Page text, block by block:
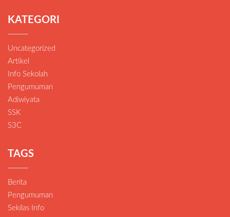
KATEGORI
Uncategorized
Artikel
Info Sekolah
Pengumuman
Adiwiyata
SSK
S3C
TAGS
Berita
Pengumuman
Sekilas Info